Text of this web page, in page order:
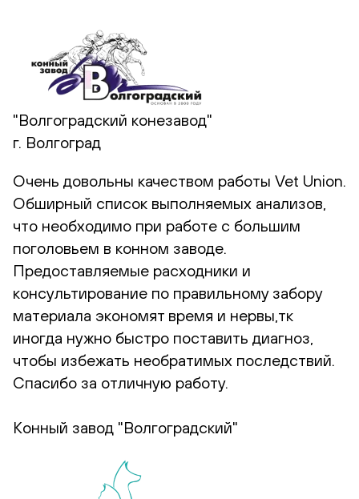
"Волгоградский конезавод"
г. Волгоград
Очень довольны качеством работы Vet Union.
Обширный список выполняемых анализов,
что необходимо при работе с большим
поголовьем в конном заводе.
Предоставляемые расходники и
консультирование по правильному забору
материала экономят время и нервы,тк
иногда нужно быстро поставить диагноз,
чтобы избежать необратимых последствий.
Спасибо за отличную работу.
Конный завод "Волгоградский"